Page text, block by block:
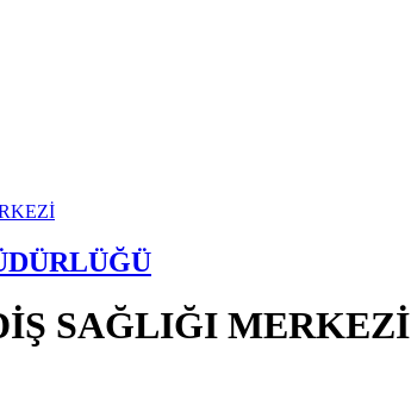
SAĞLIĞI MERKEZİ